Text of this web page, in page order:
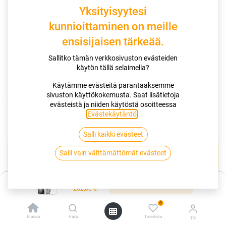
262,00€
Etusivu Haku
0
Toivelista Tili
Kauppa 120/90-16 63P DUNLOP K 460
120/90-16 63P DUNLOP K 460
Tuotekoodi:266027
Tällä tuotteella ei ole kelvollista yhdistelmää.
Yksityisyytesi
kunnioittaminen on meille
ensisijaisen tärkeää.
Sallitko tämän verkkosivuston evästeiden
käytön tällä selaimella?
Käytämme evästeitä parantaaksemme
sivuston käyttökokemusta. Saat lisätietoja
evästeistä ja niiden käytöstä osoitteessa
Evästekäytäntö
Salli kaikki evästeet
Salli vain välttämättömät evästeet